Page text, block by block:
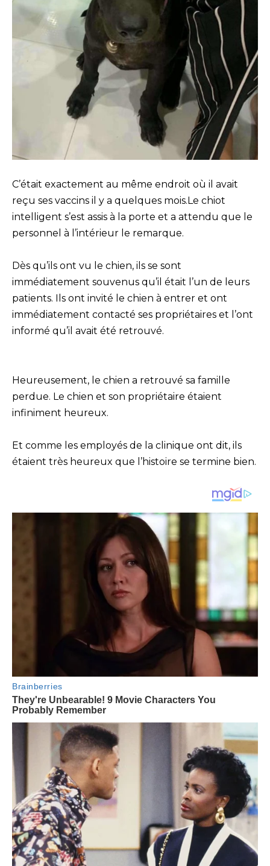
C’était exactement au même endroit où il avait
reçu ses vaccins il y a quelques mois.Le chiot
intelligent s’est assis à la porte et a attendu que le
personnel à l’intérieur le remarque.
Dès qu’ils ont vu le chien, ils se sont
immédiatement souvenus qu’il était l’un de leurs
patients. Ils ont invité le chien à entrer et ont
immédiatement contacté ses propriétaires et l’ont
informé qu’il avait été retrouvé.
Heureusement, le chien a retrouvé sa famille
perdue. Le chien et son propriétaire étaient
infiniment heureux.
Et comme les employés de la clinique ont dit, ils
étaient très heureux que l’histoire se termine bien.